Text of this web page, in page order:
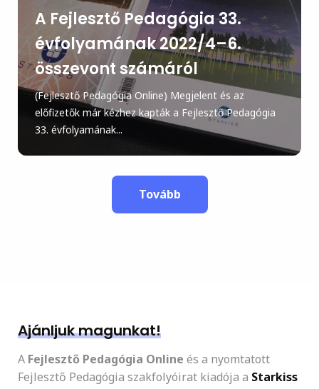
A Fejlesztő Pedagógia 33.
évfolyamának 2022/4–6.
összevont számáról
(Fejlesztő Pedagógia Online) Megjelent és az
előfizetők már kézhez kapták a Fejlesztő Pedagógia
33. évfolyamának...
Tovább
Ajánljuk magunkat!
A Fejlesztő Pedagógia Online és a nyomtatott
Fejlesztő Pedagógia szakfolyóirat kiadója a Starkiss